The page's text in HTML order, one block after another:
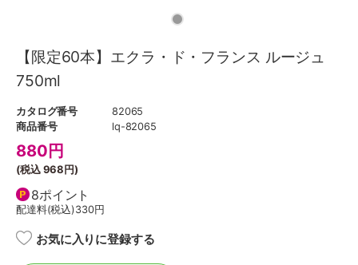
【限定60本】エクラ・ド・フランス ルージュ
750ml
カタログ番号
82065
商品番号
lq-82065
880 円
(税込968円)
8ポイント
配達料(税込)330円
お気に入りに登録する